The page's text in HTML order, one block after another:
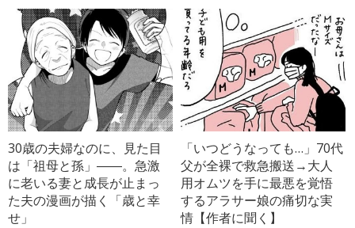
30歳の夫婦なのに、見た目
は「祖母と孫」――。急激
に老いる妻と成長が止まっ
た夫の漫画が描く「歳と幸
せ」
「いつどうなっても…」70代
父が全裸で救急搬送→大人
用オムツを手に最悪を覚悟
するアラサー娘の痛切な実
情【作者に聞く】